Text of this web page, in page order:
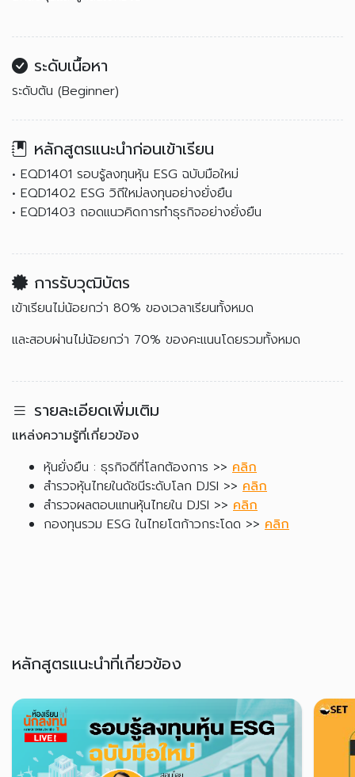
ระดับเนื้อหา
ระดับต้น (Beginner)
หลักสูตรแนะนำก่อนเข้าเรียน
• EQD1401 รอบรู้ลงทุนหุ้น ESG ฉบับมือใหม่
• EQD1402 ESG วิถีใหม่ลงทุนอย่างยั่งยืน
• EQD1403 ถอดแนวคิดการทำธุรกิจอย่างยั่งยืน
การรับวุฒิบัตร
เข้าเรียนไม่น้อยกว่า 80% ของเวลาเรียนทั้งหมด
และสอบผ่านไม่น้อยกว่า 70% ของคะแนนโดยรวมทั้งหมด
รายละเอียดเพิ่มเติม
แหล่งความรู้ที่เกี่ยวข้อง
หุ้นยั่งยืน : ธุรกิจดีที่โลกต้องการ >> คลิก
สำรวจหุ้นไทยในดัชนีระดับโลก DJSI >> คลิก
สำรวจผลตอบแทนหุ้นไทยใน DJSI >> คลิก
กองทุนรวม ESG ในไทยโตก้าวกระโดด >> คลิก
หลักสูตรแนะนำที่เกี่ยวข้อง